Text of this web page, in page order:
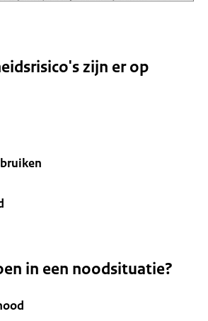
zijn er op
in een noodsituatie?